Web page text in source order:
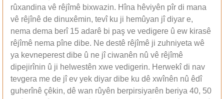
rûxandina vê rêjîmê bixwazin. Hîna hêviyên pîr di mana
vê rêjînê de dinuxêmin, tevî ku ji hemûyan jî diyar e,
nema dema berî 15 adarê bi paş ve vedigere û ew kirasê
rêjîmê nema pîne dibe. Ne destê rêjîmê ji zuhniyeta wê
ya kevneperest dibe û ne jî ciwanên nû vê rêjîmê
dipejirînin û ji helwestên xwe vedigerin. Herwekî di nav
tevgera me de jî ev yek diyar dibe ku dê xwînên nû êdî
guherînê çêkin, dê wan rûyên berpirsiyarên beriya 40, 50